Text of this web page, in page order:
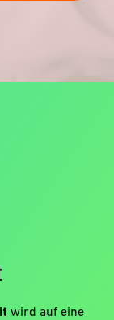
wird auf eine